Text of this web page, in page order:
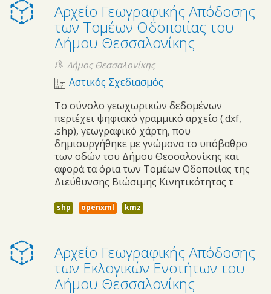
Αρχείο Γεωγραφικής Απόδοσης
των Τομέων Οδοποιίας του
Δήμου Θεσσαλονίκης
Δήμος Θεσσαλονίκης
Αστικός Σχεδιασμός
Το σύνολο γεωχωρικών δεδομένων
περιέχει ψηφιακό γραμμικό αρχείο (.dxf,
.shp), γεωγραφικό χάρτη, που
δημιουργήθηκε με γνώμονα το υπόβαθρο
των οδών του Δήμου Θεσσαλονίκης και
αφορά τα όρια των Τομέων Οδοποιίας της
Διεύθυνσης Βιώσιμης Κινητικότητας τ
shp openxml kmz
Αρχείο Γεωγραφικής Απόδοσης
των Εκλογικών Ενοτήτων του
Δήμου Θεσσαλονίκης